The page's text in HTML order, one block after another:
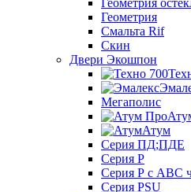
Геометрия
Смальта Rif
Скин
Двери Экошпон
Мегаполис
Атум
Серия ПД;ПДЕ
Серия Р
Серия Р с АВС
Серия PSU